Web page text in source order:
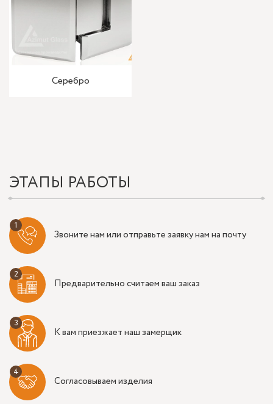
Серебро
ЭТАПЫ РАБОТЫ
Звоните нам или отправьте заявку нам на почту
Предварительно считаем ваш заказ
К вам приезжает наш замерщик
Согласовываем изделия